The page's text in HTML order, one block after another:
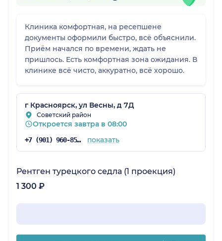
Клиника комфортная, на ресепшене
документы оформили быстро, всё объяснили.
Приём начался по времени, ждать не
пришлось. Есть комфортная зона ожидания. В
клинике всё чисто, аккуратно, всё хорошо.
г Красноярск, ул Весны, д 7Д
Советский район
Откроется завтра в 08:00
+7 (901) 960-85-97 показать
Рентген турецкого седла (1 проекция)
1 300 ₽